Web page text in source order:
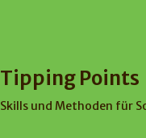
Tipping Points
Skills und Methoden für